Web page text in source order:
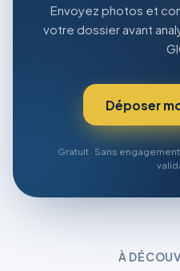
Envoyez photos et
votre dossier avant
Déposer
Gratuit · Sans
À